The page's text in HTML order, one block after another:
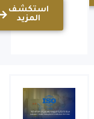
استكشف
المزيد